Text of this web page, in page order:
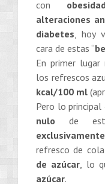
con
alteraciones
diabetes , hoy
cara de estas “
En primer
los refrescos
kcal/100 ml
Pero lo
nulo de
refresco de
de azúcar , lo
azúcar.